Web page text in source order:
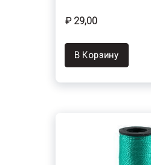
₽ 29,00
В Корзину